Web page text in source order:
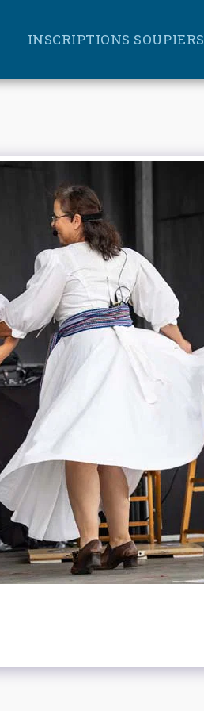
INSCRIPTIONS SOUPIERS